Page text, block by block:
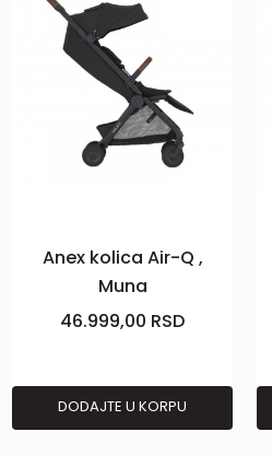
Anex kolica Air-Q ,
Muna
46.999,00 RSD
DODAJTE U KORPU